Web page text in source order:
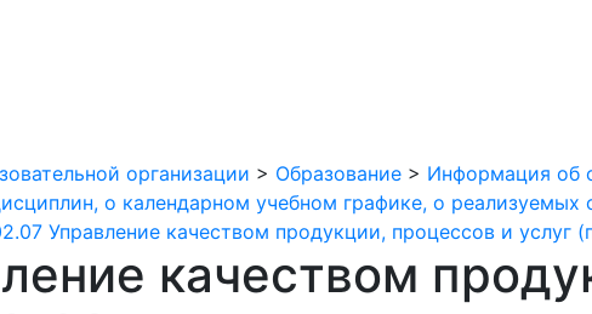
организации > Образование > Информация об
о календарном учебном графике, о
Управление качеством продукции, процессов и услуг
качеством